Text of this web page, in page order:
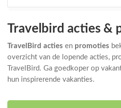
Travelbird acties &
TravelBird acties en promoties
overzicht van de lopende acties,
TravelBird. Ga goedkoper op
hun inspirerende vakanties.